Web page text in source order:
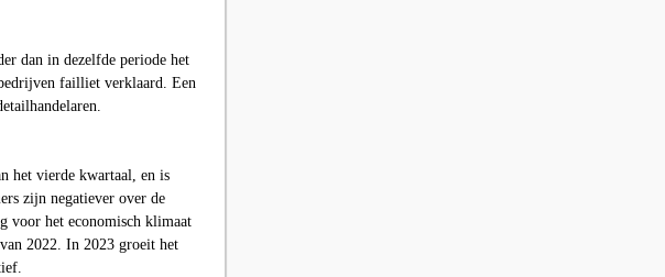
dan in dezelfde periode het
failliet verklaard. Een
het vierde kwartaal, en is
zijn negatiever over de
voor het economisch klimaat
2022. In 2023 groeit het